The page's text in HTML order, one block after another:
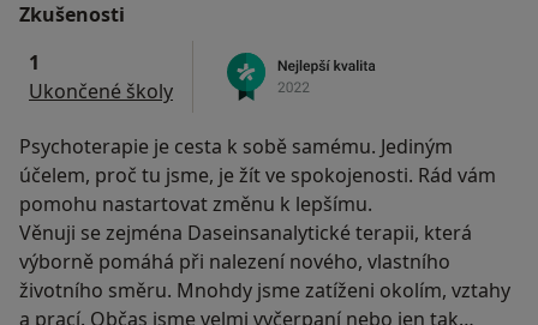
Zkušenosti
1
Ukončené školy
Psychoterapie je cesta k sobě samému. Jediným
účelem, proč tu jsme, je žít ve spokojenosti. Rád vám
pomohu nastartovat změnu k lepšímu.
Věnuji se zejména Daseinsanalytické terapii, která
výborně pomáhá při nalezení nového, vlastního
životního směru. Mnohdy jsme zatíženi okolím, vztahy
a prací. Občas jsme velmi vyčerpaní nebo jen tak